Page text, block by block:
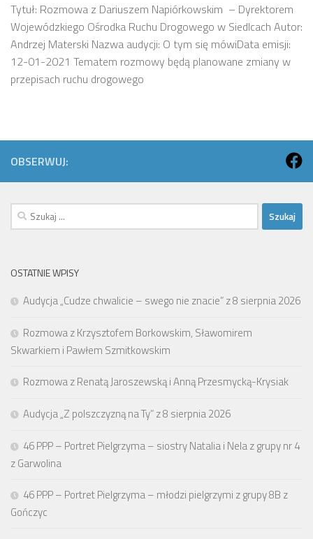
Tytuł: Rozmowa z Dariuszem Napiórkowskim – Dyrektorem
Wojewódzkiego Ośrodka Ruchu Drogowego w Siedlcach Autor:
Andrzej Materski Nazwa audycji: O tym się mówiData emisji:
12-01-2021 Tematem rozmowy będą planowane zmiany w
przepisach ruchu drogowego
OBSERWUJ:
Szukaj:
OSTATNIE WPISY
Audycja „Cudze chwalicie – swego nie znacie” z 8 sierpnia 2026
Rozmowa z Krzysztofem Borkowskim, Sławomirem
Skwarkiem i Pawłem Szmitkowskim
Rozmowa z Renatą Jaroszewską i Anną Przesmycką-Krysiak
Audycja „Z polszczyzną na Ty” z 8 sierpnia 2026
46 PPP – Portret Pielgrzyma – siostry Natalia i Nela z grupy nr 4
z Garwolina
46 PPP – Portret Pielgrzyma – młodzi pielgrzymi z grupy 8B z
Gończyc